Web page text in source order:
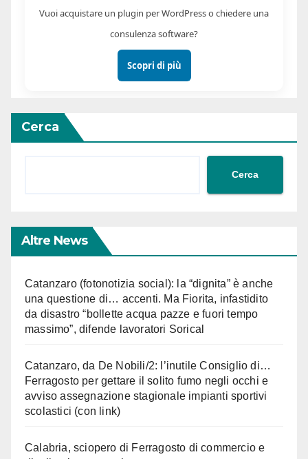
Cerca
Cerca
Altre News
Catanzaro (fotonotizia social): la “dignita” è anche
una questione di… accenti. Ma Fiorita, infastidito
da disastro “bollette acqua pazze e fuori tempo
massimo”, difende lavoratori Sorical
Catanzaro, da De Nobili/2: l’inutile Consiglio di…
Ferragosto per gettare il solito fumo negli occhi e
avviso assegnazione stagionale impianti sportivi
scolastici (con link)
Calabria, sciopero di Ferragosto di commercio e
Vuoi acquistare un plugin per WordPress o chiedere una
consulenza software?
Scopri di più